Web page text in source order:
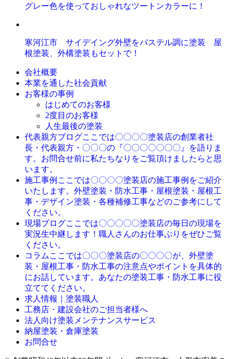
グレー色を使っておしゃれなツートンカラーに！
寒河江市 サイデイング外壁をパステル調に塗装 屋
根塗装、外構塗装もセットで！
会社概要
本業を通した社会貢献
お客様の事例
はじめてのお客様
2度目のお客様
人生最後の塗装
代表親方ブログここでは〇〇〇〇塗装店の創業者社
長・代表親方・〇〇〇の『〇〇〇〇〇〇〇』を語りま
す。お問合せ前に私たちなりをご覧頂けましたらと思
います。
施工事例 ここでは〇〇〇〇塗装店の施工事例をご紹介
いたします。外壁塗装・防水工事・屋根塗装・屋根工
事・デザイン塗装・各種補修工事などのご参考にして
ください。
現場ブログここでは〇〇〇〇〇塗装店の毎日の現場を
実況生中継します！職人さんのお仕事ぶりをぜひご覧
ください。
コラム ここでは〇〇〇塗装店の〇〇〇〇が、外壁塗
装・屋根工事・防水工事の注意点やポイントを具体的
にお話しています。あなたの塗装工事・防水工事に役
立ててください。
求人情報｜塗装職人
工務店・建設会社のご担当者様へ
法人向け塗装メンテナンスサービス
納屋塗装・倉庫塗装
お問合せ